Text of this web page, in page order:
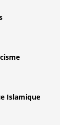
Islamique